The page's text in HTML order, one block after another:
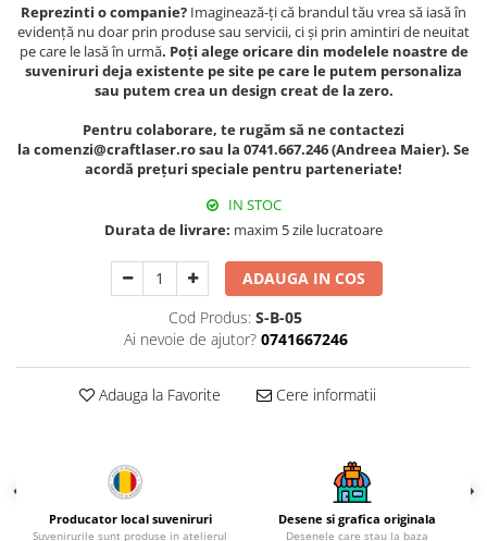
Oradea
Sibiu
Timisoara
Palate si Curti Domnesti
Curtea Domneasca, Targoviste
Palatul Alexandru Ioan Cuza,
Colectia "Visit Romania"
Colectia medievala
Colectia Vintage
Reprezinti o companie? Imaginează-ți că brandul tău vrea să iasă în
evidență nu doar prin produse sau servicii, ci și prin amintiri de neuitat
pe care le lasă în urmă. Poți alege oricare din modelele noastre de
suveniruri deja existente pe site pe care le putem personaliza
sau putem crea un design creat de la zero.
Pentru colaborare, te rugăm să ne contactezi
la comenzi@craftlaser.ro sau la 0741.667.246 (Andreea Maier). Se
acordă prețuri speciale pentru parteneriate!
IN STOC
Durata de livrare: maxim 5 zile lucratoare
ADAUGA IN COS
Cod Produs: S-B-05
Ai nevoie de ajutor? 0741667246
Adauga la Favorite Cere informatii
Producator local suveniruri
Suvenirurile sunt produse in atelierul
Desene si grafica originala
Desenele care stau la baza